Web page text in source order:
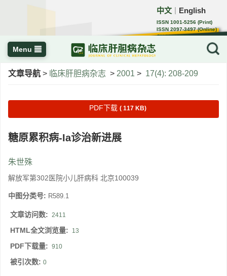
中文 English
ISSN 1001-5256 (Print)
ISSN 2097-3497 (Online)
CN 22-1108/R
Menu
文章导航 > 临床肝胆病杂志 > 2001 > 17(4): 208-209
PDF下载 ( 117 KB)
糖原累积病-Ia诊治新进展
朱世殊
解放军第302医院小儿肝病科 北京100039
中图分类号: R589.1
文章访问数: 2411
HTML全文浏览量: 13
PDF下载量: 910
被引次数: 0